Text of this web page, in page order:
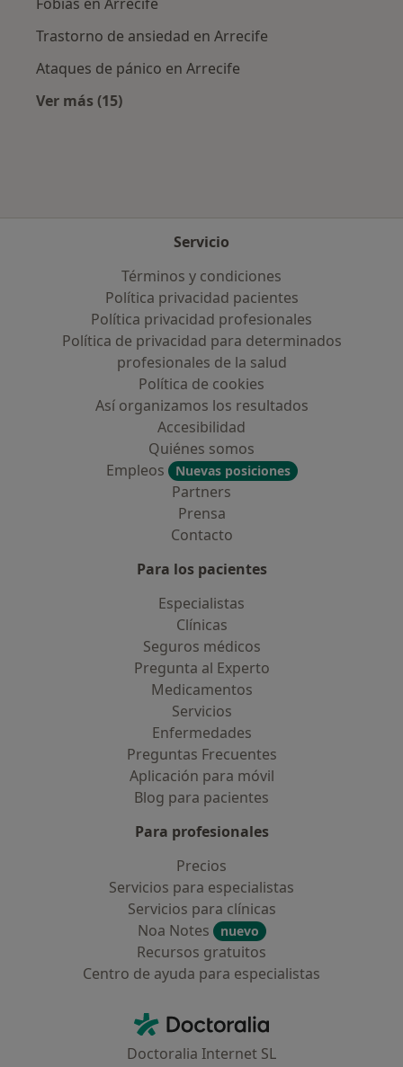
Trastorno de ansiedad en Arrecife
Ataques de pánico en Arrecife
Ver más (15)
Servicio
Términos y condiciones
Política privacidad pacientes
Política privacidad profesionales
Política de privacidad para determinados
profesionales de la salud
Política de cookies
Así organizamos los resultados
Accesibilidad
Quiénes somos
Empleos
Nuevas posiciones
Partners
Prensa
Contacto
Para los pacientes
Especialistas
Clínicas
Seguros médicos
Pregunta al Experto
Medicamentos
Servicios
Enfermedades
Preguntas Frecuentes
Aplicación para móvil
Blog para pacientes
Para profesionales
Precios
Servicios para especialistas
Servicios para clínicas
Noa Notes
nuevo
Recursos gratuitos
Centro de ayuda para especialistas
Doctoralia - Página de inicio
Doctoralia Internet SL